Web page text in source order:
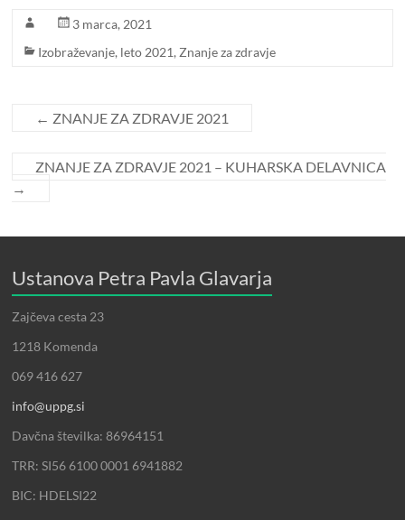
3 marca, 2021
Izobraževanje, leto 2021, Znanje za zdravje
← ZNANJE ZA ZDRAVJE 2021
ZNANJE ZA ZDRAVJE 2021 – KUHARSKA DELAVNICA
→
Ustanova Petra Pavla Glavarja
Zajčeva cesta 23
1218 Komenda
069 416 627
info@uppg.si
Davčna številka: 86964151
TRR: SI56 6100 0001 6941882
BIC: HDELSI22